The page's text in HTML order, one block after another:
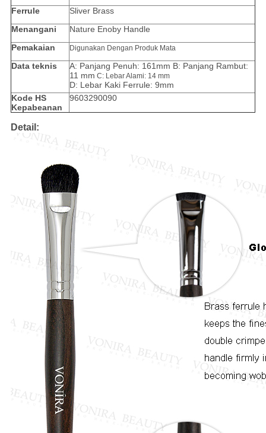
Ferrule
Sliver Brass
Menangani
Nature Enoby Handle
Pemakaian
Digunakan Dengan Produk Mata
Data teknis
A: Panjang Penuh: 161mm B: Panjang Rambut:
11 mm C: Lebar Alami: 14 mm
D: Lebar Kaki Ferrule: 9mm
Kode HS
Kepabeanan
9603290090
Detail: